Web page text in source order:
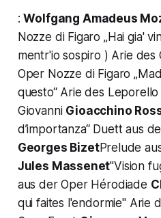
:Wolfgang Amadeus
Nozze di Figaro „Hai gia'
mentr'io sospiro ) Arie des
Oper Nozze di Figaro
questo“ Arie des
Giovanni Gioacchino
d’importanza“ Duett aus
Georges BizetPrelude
Jules Massenet"Vision
aus der Oper Hérodiade
qui faites l'endormie" Arie